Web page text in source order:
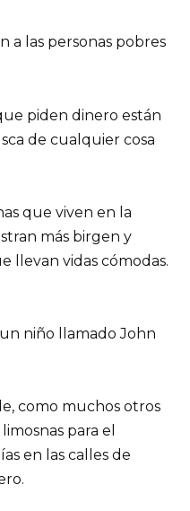
a las personas pobres
piden dinero están
de cualquier cosa
que viven en la
más birgen y
llevan vidas cómodas.
niño llamado John
como muchos otros
para el
en las calles de